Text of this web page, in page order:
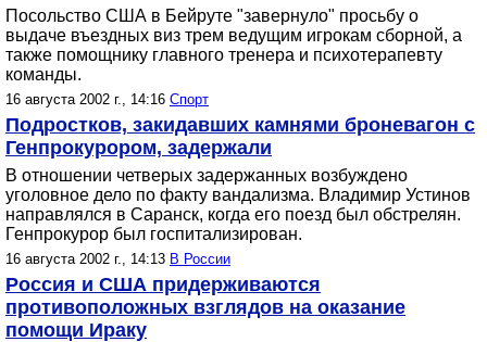
Посольство США в Бейруте "завернуло" просьбу о
выдаче въездных виз трем ведущим игрокам сборной, а
также помощнику главного тренера и психотерапевту
команды.
16 августа 2002 г., 14:16 Спорт
Подростков, закидавших камнями броневагон с
Генпрокурором, задержали
В отношении четверых задержанных возбуждено
уголовное дело по факту вандализма. Владимир Устинов
направлялся в Саранск, когда его поезд был обстрелян.
Генпрокурор был госпитализирован.
16 августа 2002 г., 14:13 В России
Россия и США придерживаются
противоположных взглядов на оказание
помощи Ираку